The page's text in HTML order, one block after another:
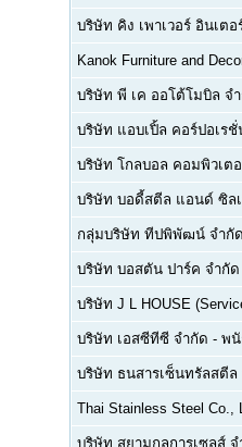
บริษัท คิง เพาเวอร์ อินเต
Kanok Furniture and
บริษัท พี เค ออโต้โมบิล จ
บริษัท แอบเปิ้ล คอร์ปอเรชั่
บริษัท โกลบอล คอมพิวเต
บริษัท บอดี้สตีล แอนด์ ซิล
กลุ่มบริษัท ทีปพิพัฒน์ จำกัด
บริษัท บอสตัน ปาร์ค จำกัด
บริษัท J L HOUSE
บริษัท เอสซีทีซี จำกัด - พนั
บริษัท ธนสารเซ็นทรัลสตีล
Thai Stainless Steel Co.,
บริษัท สยามกลการเซลส์ จ